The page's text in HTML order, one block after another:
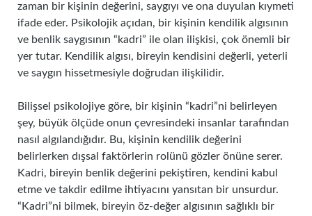
zaman bir kişinin değerini, saygıyı ve ona duyulan kıymeti
ifade eder. Psikolojik açıdan, bir kişinin kendilik algısının
ve benlik saygısının “kadri” ile olan ilişkisi, çok önemli bir
yer tutar. Kendilik algısı, bireyin kendisini değerli, yeterli
ve saygın hissetmesiyle doğrudan ilişkilidir.
Bilişsel psikolojiye göre, bir kişinin “kadri”ni belirleyen
şey, büyük ölçüde onun çevresindeki insanlar tarafından
nasıl algılandığıdır. Bu, kişinin kendilik değerini
belirlerken dışsal faktörlerin rolünü gözler önüne serer.
Kadri, bireyin benlik değerini pekiştiren, kendini kabul
etme ve takdir edilme ihtiyacını yansıtan bir unsurdur.
“Kadri”ni bilmek, bireyin öz-değer algısının sağlıklı bir